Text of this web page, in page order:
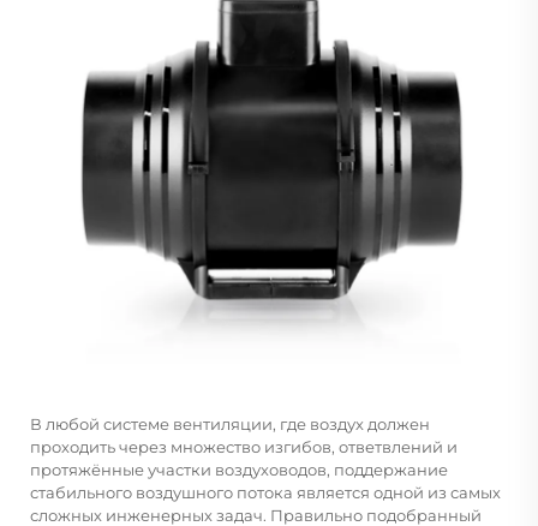
В любой системе вентиляции, где воздух должен
проходить через множество изгибов, ответвлений и
протяжённые участки воздуховодов, поддержание
стабильного воздушного потока является одной из самых
сложных инженерных задач. Правильно подобранный